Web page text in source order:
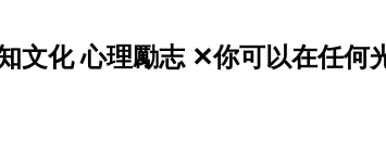
文化 心理勵志 ✕你可以在任何